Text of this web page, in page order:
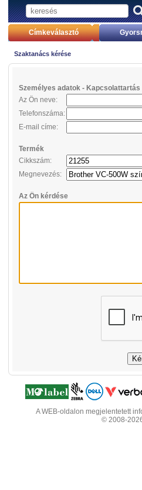
Címkeválasztó
Szaktanács kérése
Személyes adatok - Kapcsolattartás
Az Ön neve:
Telefonszáma:
E-mail címe:
Termék
Cikkszám:
Megnevezés:
Az Ön kérdése
A WEB-oldalon megjelentetett
© 2008-